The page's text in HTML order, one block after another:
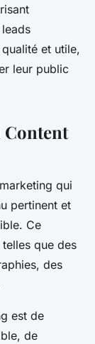
et utile,
leur public
Content
qui
pertinent et
Ce
que des
des
est de
de